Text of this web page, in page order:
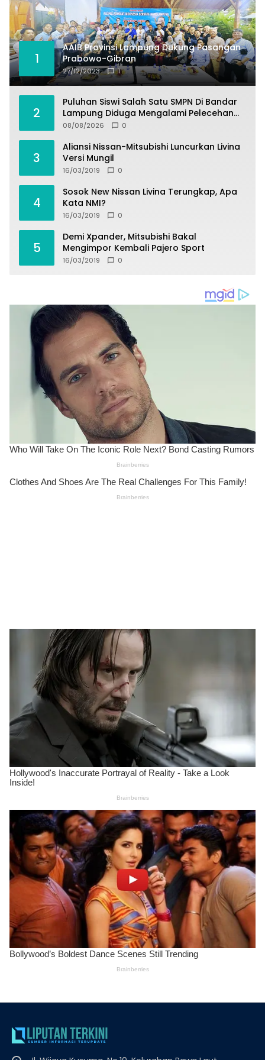
1
AAIB Provinsi Lampung Dukung Pasangan
Prabowo-Gibran
27/12/2023 1
2
Puluhan Siswi Salah Satu SMPN Di Bandar
Lampung Diduga Mengalami Pelecehan
Oleh Oknum Satpam
08/08/2026 0
3
Aliansi Nissan-Mitsubishi Luncurkan Livina
Versi Mungil
16/03/2019 0
4
Sosok New Nissan Livina Terungkap, Apa
Kata NMI?
16/03/2019 0
5
Demi Xpander, Mitsubishi Bakal
Mengimpor Kembali Pajero Sport
16/03/2019 0